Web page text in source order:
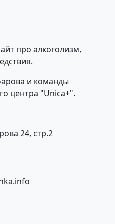
про алкоголизм,
и команды
центра "Unica+".
24, стр.2